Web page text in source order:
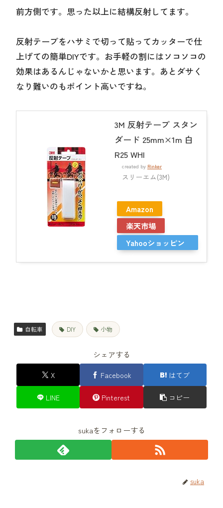
前方側です。思った以上に結構反射してます。
反射テープをハサミで切って貼ってカッターで仕
上げての簡単DIYです。お手軽の割にはソコソコの
効果はあるんじゃないかと思います。あとダサく
なり難いのもポイント高いですね。
3M 反射テープ スタン
ダード 25mm×1m 白
R25 WHI
created by Rinker
スリーエム(3M)
Amazon
楽天市場
Yahooショッピン
自転車 DIY 小物
シェアする
X Facebook はてブ
LINE Pinterest コピー
sukaをフォローする
suka